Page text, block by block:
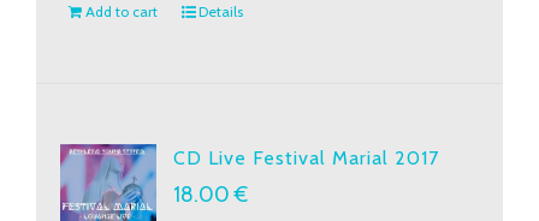
Add to cart Details
CD Live Festival Marial 2017
18.00€